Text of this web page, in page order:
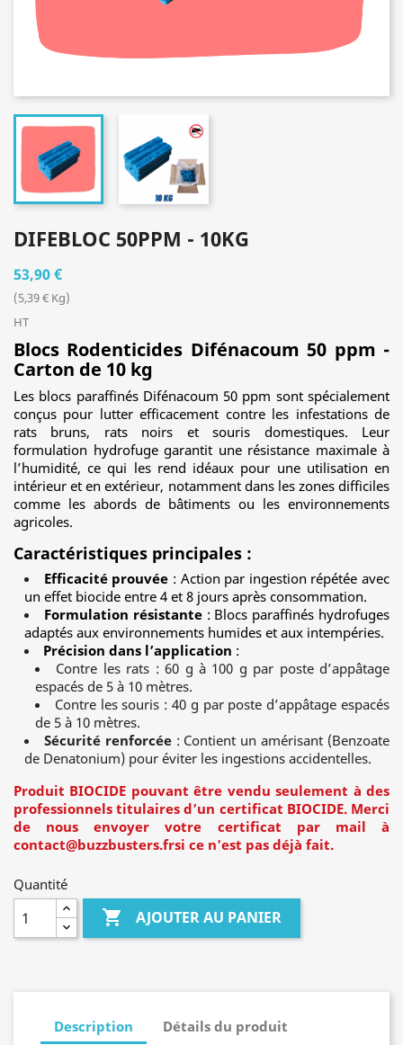
DIFEBLOC 50PPM - 10KG
53,90 €
(5,39 € Kg)
HT
Blocs Rodenticides Difénacoum 50 ppm -
Carton de 10 kg
Les blocs paraffinés Difénacoum 50 ppm sont spécialement
conçus pour lutter efficacement contre les infestations de
rats bruns, rats noirs et souris domestiques. Leur
formulation hydrofuge garantit une résistance maximale à
l’humidité, ce qui les rend idéaux pour une utilisation en
intérieur et en extérieur, notamment dans les zones difficiles
comme les abords de bâtiments ou les environnements
agricoles.
Caractéristiques principales :
Efficacité prouvée : Action par ingestion répétée avec
un effet biocide entre 4 et 8 jours après consommation.
Formulation résistante: Blocs paraffinés hydrofuges
adaptés aux environnements humides et aux intempéries.
Précision dans l’application :
Contre les rats : 60 g à 100 g par poste d’appâtage
espacés de 5 à 10 mètres.
Contre les souris : 40 g par poste d’appâtage espacés
de 5 à 10 mètres.
Sécurité renforcée: Contient un amérisant (Benzoate
de Denatonium) pour éviter les ingestions accidentelles.
Produit BIOCIDE pouvant être vendu seulement à des
professionnels titulaires d’un certificat BIOCIDE. Merci
de nous envoyer votre certificat par mail à
contact@buzzbusters.frsi ce n'est pas déjà fait.
Quantité
 AJOUTER AU PANIER
Description
Détails du produit